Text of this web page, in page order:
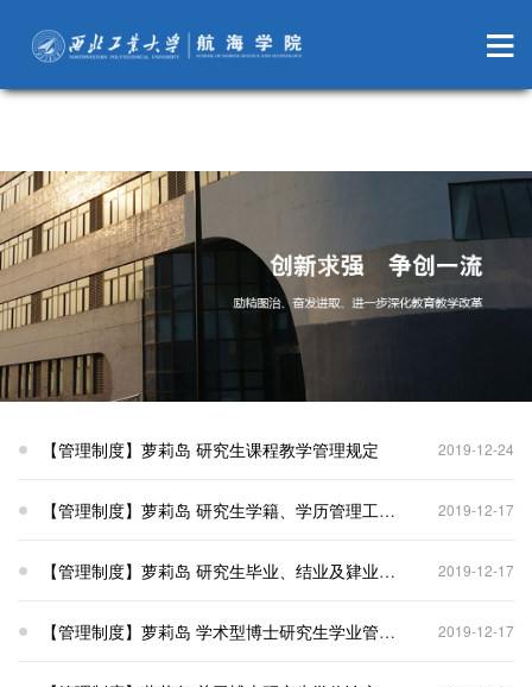
萝莉岛
【管理制度】萝莉岛 研究生课程教学管理规定 2019-12-24
【管理制度】萝莉岛 研究生学籍、学历管理工作实施细则（办转字〔2019〕84号） 2019-12-17
【管理制度】萝莉岛 研究生毕业、结业及肄业实施细则 2019-12-17
【管理制度】萝莉岛 学术型博士研究生学业管理工作细则 2019-12-17